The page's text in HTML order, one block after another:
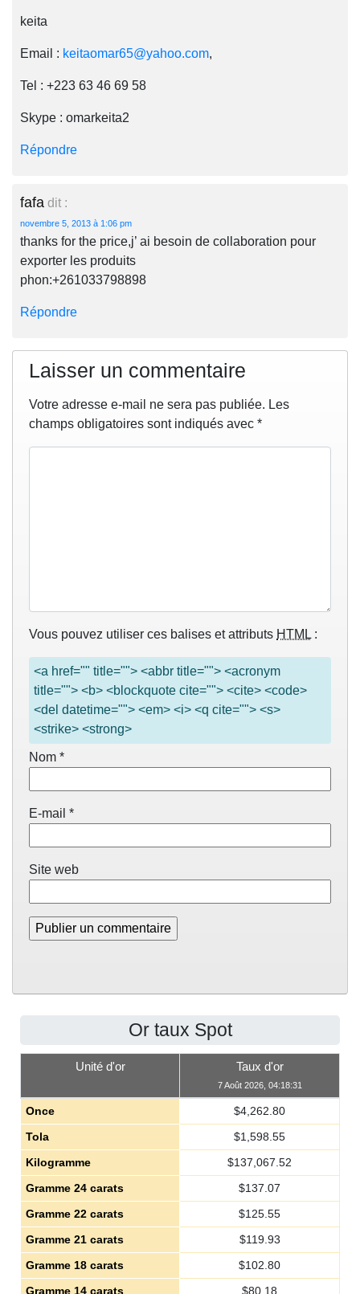
keita
Email : keitaomar65@yahoo.com,
Tel : +223 63 46 69 58
Skype : omarkeita2
Répondre
fafa dit :
novembre 5, 2013 à 1:06 pm
thanks for the price,j’ ai besoin de collaboration pour
exporter les produits
phon:+261033798898
Répondre
Laisser un commentaire
Votre adresse e-mail ne sera pas publiée. Les
champs obligatoires sont indiqués avec *
Vous pouvez utiliser ces balises et attributs HTML :
<a href="" title=""> <abbr title=""> <acronym
title=""> <b> <blockquote cite=""> <cite> <code>
<del datetime=""> <em> <i> <q cite=""> <s>
<strike> <strong>
Nom *
E-mail *
Site web
Or taux Spot
Unité d'or Taux d'or
7 Août 2026, 04:18:31
Once $4,262.80
Tola
$1,598.55
Kilogramme
$137,067.52
Gramme 24 carats
$137.07
Gramme 22 carats
$125.55
Gramme 21 carats
$119.93
Gramme 18 carats
$102.80
Gramme 14 carats
$80.18